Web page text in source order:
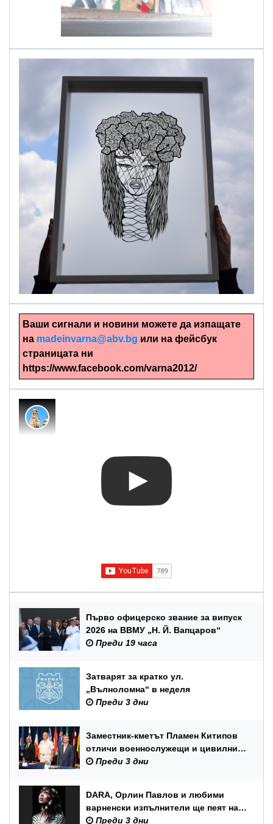
Ръчно изрязани картини
Ваши сигнали и новини можете да изпащате
на madeinvarna@abv.bg или на фейсбук
страницата ни
https://www.facebook.com/varna2012/
Първо офицерско звание за випуск
2026 на ВВМУ „Н. Й. Вапцаров“
Преди 19 часа
Затварят за кратко ул.
„Вълноломна“ в неделя
Преди 3 дни
Заместник-кметът Пламен Китипов
отличи военнослужещи и цивилни
служители по повод Празника на
Преди 3 дни
DARA, Орлин Павлов и любими
варненски изпълнители ще пеят на
празника на Варна
Преди 3 дни